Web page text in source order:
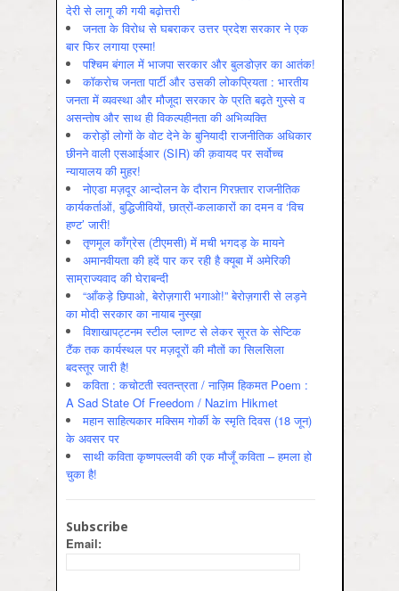
देरी से लागू की गयी बढ़ोत्तरी
जनता के विरोध से घबराकर उत्तर प्रदेश सरकार ने एक
बार फिर लगाया एस्मा!
पश्चिम बंगाल में भाजपा सरकार और बुलडोज़र का आतंक!
कॉकरोच जनता पार्टी और उसकी लोकप्रियता : भारतीय
जनता में व्‍यवस्‍था और मौजूदा सरकार के प्रति बढ़ते गुस्‍से व
असन्‍तोष और साथ ही विकल्‍पहीनता की अभिव्‍यक्ति
करोड़ों लोगों के वोट देने के बुनियादी राजनीतिक अधिकार
छीनने वाली एसआईआर (SIR) की क़वायद पर सर्वोच्च
न्यायालय की मुहर!
नोएडा मज़दूर आन्दोलन के दौरान गिरफ़्तार राजनीतिक
कार्यकर्ताओं, बुद्धिजीवियों, छात्रों-कलाकारों का दमन व ‘विच
हण्ट’ जारी!
तृणमूल काँग्रेस (टीएमसी) में मची भगदड़ के मायने
अमानवीयता की हदें पार कर रही है क्यूबा में अमेरिकी
साम्राज्यवाद की घेराबन्दी
“आँकड़े छिपाओ, बेरोज़गारी भगाओ!” बेरोज़गारी से लड़ने
का मोदी सरकार का नायाब नुस्ख़ा
विशाखापट्टनम स्टील प्लाण्ट से लेकर सूरत के सेप्टिक
टैंक तक कार्यस्थल पर मज़दूरों की मौतों का सिलसिला
बदस्तूर जारी है!
कविता : कचोटती स्वतन्त्रता / नाज़िम हिकमत Poem :
A Sad State Of Freedom / Nazim Hikmet
महान साहित्यकार मक्सिम गोर्की के स्मृति दिवस (18 जून)
के अवसर पर
साथी कविता कृष्णपल्लवी की एक मौजूँ कविता – हमला हो
चुका है!
Subscribe
Email: